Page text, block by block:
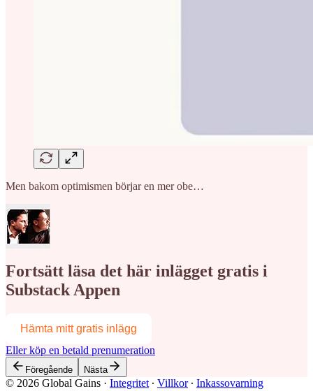
Men bakom optimismen börjar en mer obe…
Fortsätt läsa det här inlägget gratis i
Substack Appen
Hämta mitt gratis inlägg
Eller köp en betald prenumeration
Föregående Nästa
© 2026 Global Gains · Integritet ∙ Villkor∙ Inkassovarning